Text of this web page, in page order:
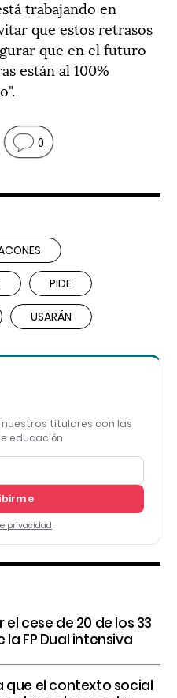
trabajando en
que estos retrasos
que en el futuro
están al 100%
0
PIDE
USARÁN
titulares con las
educación
privacidad
cese de 20 de los 33
FP Dual intensiva
que el contexto social